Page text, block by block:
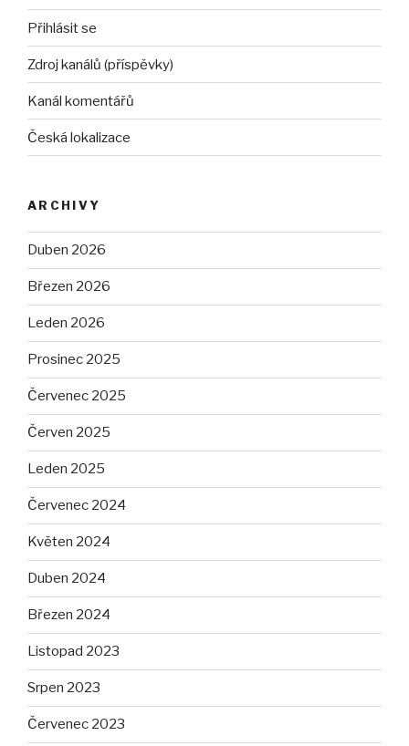
Přihlásit se
Zdroj kanálů (příspěvky)
Kanál komentářů
Česká lokalizace
ARCHIVY
Duben 2026
Březen 2026
Leden 2026
Prosinec 2025
Červenec 2025
Červen 2025
Leden 2025
Červenec 2024
Květen 2024
Duben 2024
Březen 2024
Listopad 2023
Srpen 2023
Červenec 2023